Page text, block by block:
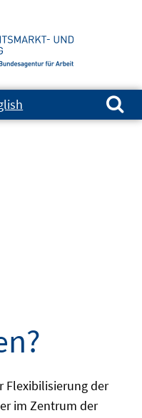
Suchen nach:
Flexibilisierung der
im Zentrum der